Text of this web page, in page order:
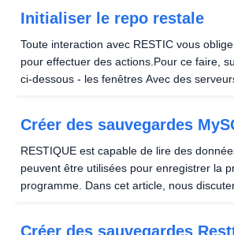
Initialiser le repo restale
Toute interaction avec RESTIC vous
pour effectuer des actions.Pour ce faire,
ci-dessous - les fenêtres Avec des
Créer des sauvegardes
Restic
RESTIQUE est capable de lire des
peuvent être utilisées pour enregistrer la
programme. Dans cet article, nous
Créer des sauvegardes